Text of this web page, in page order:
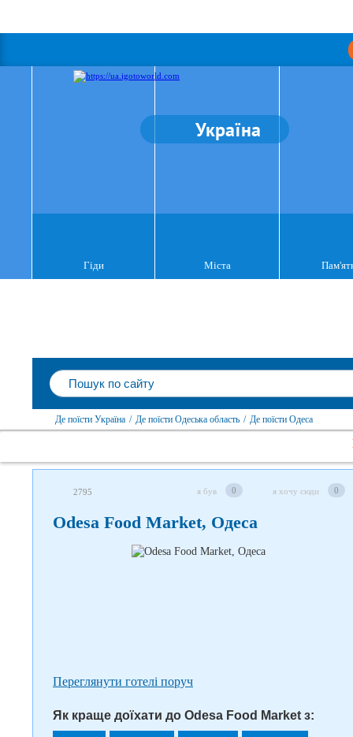
Україна
Гіди Міста
Де поїсти Україна / Де поїсти Одеська область / Де поїсти Одеса
2795 я був 0 я хочу сюди 0
Odesa Food Market, Одеса
Переглянути готелі поруч
Як краще доїхати до Odesa Food Market з:
Слідкуйте за нами в соцмережах